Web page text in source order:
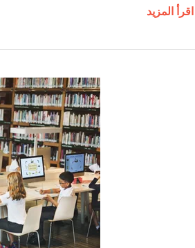
اقرأ المزيد